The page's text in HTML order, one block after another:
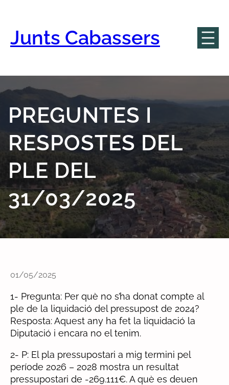
contingut
Junts Cabassers
PREGUNTES I
RESPOSTES DEL
PLE DEL
31/03/2025
01/05/2025
1- Pregunta: Per què no s’ha donat compte al
ple de la liquidació del pressupost de 2024?
Resposta: Aquest any ha fet la liquidació la
Diputació i encara no el tenim.
2- P: El pla pressupostari a mig termini pel
període 2026 – 2028 mostra un resultat
pressupostari de -269.111€. A què es deuen